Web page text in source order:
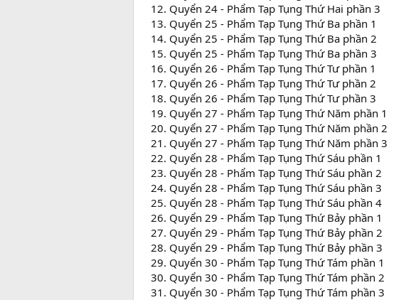
Quyển 24 - Phẩm Tạp Tụng Thứ Hai phần 3
Quyển 25 - Phẩm Tạp Tụng Thứ Ba phần 1
Quyển 25 - Phẩm Tạp Tụng Thứ Ba phần 2
Quyển 25 - Phẩm Tạp Tụng Thứ Ba phần 3
Quyển 26 - Phẩm Tạp Tụng Thứ Tư phần 1
Quyển 26 - Phẩm Tạp Tụng Thứ Tư phần 2
Quyển 26 - Phẩm Tạp Tụng Thứ Tư phần 3
Quyển 27 - Phẩm Tạp Tụng Thứ Năm phần 1
Quyển 27 - Phẩm Tạp Tụng Thứ Năm phần 2
Quyển 27 - Phẩm Tạp Tụng Thứ Năm phần 3
Quyển 28 - Phẩm Tạp Tụng Thứ Sáu phần 1
Quyển 28 - Phẩm Tạp Tụng Thứ Sáu phần 2
Quyển 28 - Phẩm Tạp Tụng Thứ Sáu phần 3
Quyển 28 - Phẩm Tạp Tụng Thứ Sáu phần 4
Quyển 29 - Phẩm Tạp Tụng Thứ Bảy phần 1
Quyển 29 - Phẩm Tạp Tụng Thứ Bảy phần 2
Quyển 29 - Phẩm Tạp Tụng Thứ Bảy phần 3
Quyển 30 - Phẩm Tạp Tụng Thứ Tám phần 1
Quyển 30 - Phẩm Tạp Tụng Thứ Tám phần 2
Quyển 30 - Phẩm Tạp Tụng Thứ Tám phần 3